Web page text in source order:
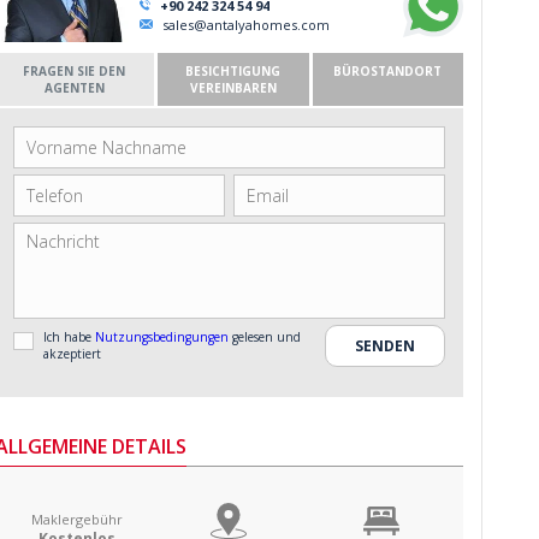
+90 242 324 54 94
sales@antalyahomes.com
FRAGEN SIE DEN
AGENTEN
BESICHTIGUNG
VEREINBAREN
BÜROSTANDORT
Ich habe Nutzungsbedingungen gelesen und
akzeptiert
DETAILS
Maklergebühr